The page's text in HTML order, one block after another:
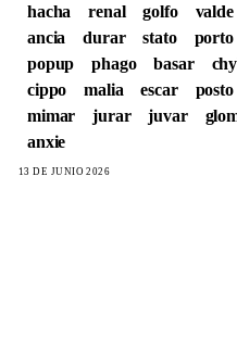
hacha
renal golfo valde
ancia
durar stato porto
popup
phago basar
cippo
malia escar
posto
mimar
jurar juvar
anxie
13 DE JUNIO 2026